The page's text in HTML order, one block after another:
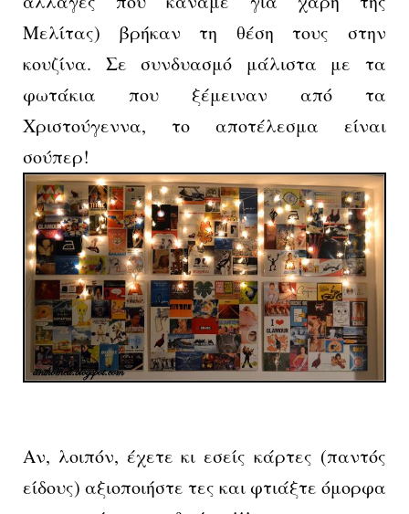
Μελίτας) βρήκαν τη θέση τους στην
κουζίνα. Σε συνδυασμό μάλιστα με τα
φωτάκια που ξέμειναν από τα
Χριστούγεννα, το αποτέλεσμα είναι
σούπερ!
Αν, λοιπόν, έχετε κι εσείς κάρτες (παντός
είδους) αξιοποιήστε τες και φτιάξτε όμορφα